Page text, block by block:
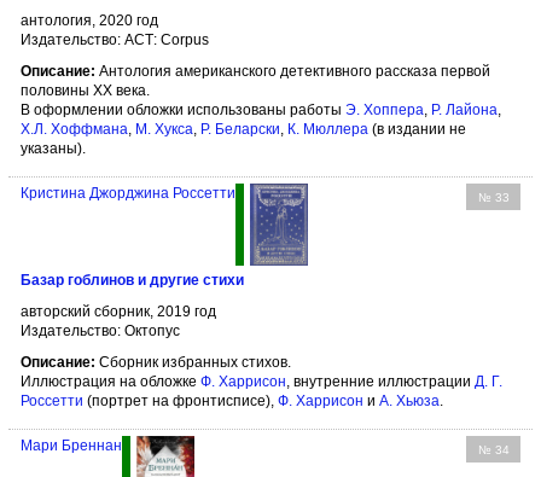
антология, 2020 год
Издательство: АСТ: Corpus
Описание: Антология американского детективного рассказа первой
половины XX века.
В оформлении обложки использованы работы Э. Хоппера, Р. Лайона,
Х.Л. Хоффмана, М. Хукса, Р. Беларски, К. Мюллера (в издании не
указаны).
№ 33
Кристина Джорджина Россетти
Базар гоблинов и другие стихи
авторский сборник, 2019 год
Издательство: Октопус
Описание: Сборник избранных стихов.
Иллюстрация на обложке Ф. Харрисон, внутренние иллюстрации Д. Г.
Россетти (портрет на фронтисписе), Ф. Харрисон и А. Хьюза.
№ 34
Мари Бреннан